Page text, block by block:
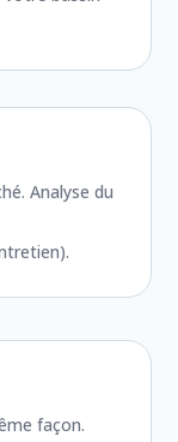
Analyse du
façon.